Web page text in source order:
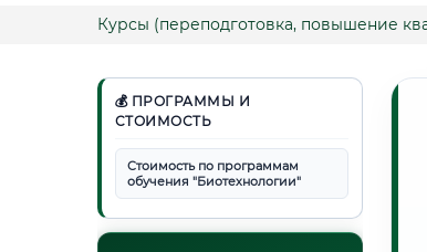
Курсы (переподготовка, повышение
💰 ПРОГРАММЫ И
СТОИМОСТЬ
Стоимость по программам
обучения "Биотехнологии"